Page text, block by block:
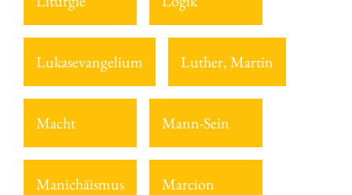
Lukasevangelium Luther, Martin
Macht Mann-Sein
Manichäismus Marcion